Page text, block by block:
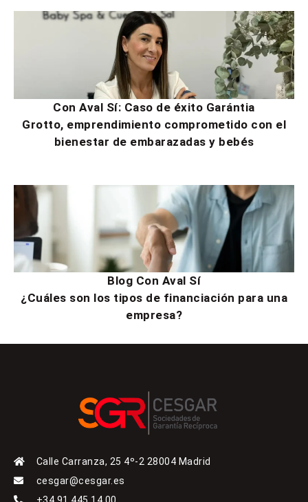
Con Aval Sí: Caso de éxito Garántia
Grotto, emprendimiento comprometido con el
bienestar de embarazadas y bebés
Blog Con Aval Sí
¿Cuáles son los tipos de financiación para una
empresa?
Calle Carranza, 25 4º-2 28004 Madrid
cesgar@cesgar.es